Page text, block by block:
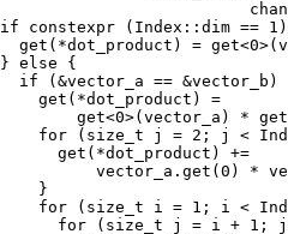
constexpr (Index::dim ==
get(*dot_product) =
else {
if (&vector_a == &vector_b)
get(*dot_product) =
get<0>(vector_a) *
for (size_t j = 2; j <
get(*dot_product) +=
vector_a.get(0) *
}
for (size_t i = 1; i <
for (size_t j = i + 1;